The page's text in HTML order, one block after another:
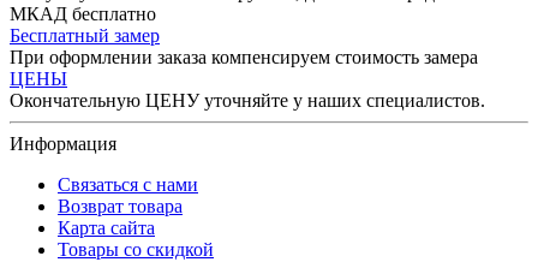
МКАД бесплатно
Бесплатный замер
При оформлении заказа компенсируем стоимость замера
ЦЕНЫ
Окончательную ЦЕНУ уточняйте у наших специалистов.
Информация
Связаться с нами
Возврат товара
Карта сайта
Товары со скидкой